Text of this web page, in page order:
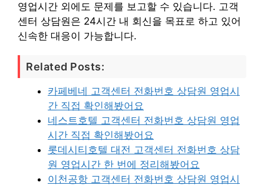
영업시간 외에도 문제를 보고할 수 있습니다. 고객
센터 상담원은 24시간 내 회신을 목표로 하고 있어
신속한 대응이 가능합니다.
Related Posts:
카페베네 고객센터 전화번호 상담원 영업시
간 직접 확인해봤어요
네스트호텔 고객센터 전화번호 상담원 영업
시간 직접 확인해봤어요
롯데시티호텔 대전 고객센터 전화번호 상담
원 영업시간 한 번에 정리해봤어요
이천공항 고객센터 전화번호 상담원 영업시